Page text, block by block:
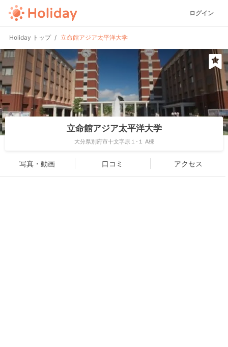
ログイン
Holiday トップ 立命館アジア太平洋大学
立命館アジア太平洋大学
大分県別府市十文字原１-１ A棟
写真・動画 口コミ アクセス